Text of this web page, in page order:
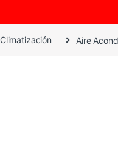
Climatización Aire